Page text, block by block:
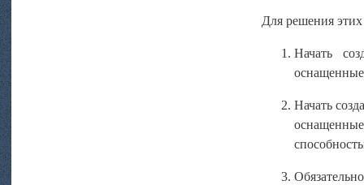
Для решения
Начать
Начать